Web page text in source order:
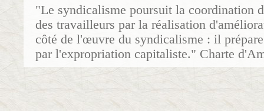
"Le syndicalisme poursuit la coordination
des travailleurs par la réalisation
côté de l'œuvre du syndicalisme : il
par l'expropriation capitaliste." Charte